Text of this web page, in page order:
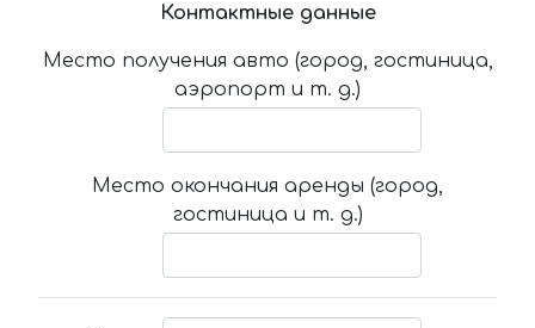
Контактные данные
Место получения авто (город, гостиница,
аэропорт и т. д.)
Место окончания аренды (город,
гостиница и т. д.)